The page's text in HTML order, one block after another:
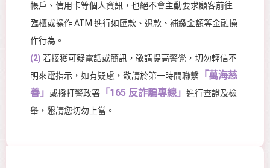
帳戶、信用卡等個人資訊，也絕不會主動要求顧客前往
臨櫃或操作 ATM 進行如匯款、退款、補繳金額等金融操
作行為。
(2) 若接獲可疑電話或簡訊，敬請提高警覺，切勿輕信不
明來電指示，如有疑慮，敬請於第一時間聯繫 「萬海慈
善」
或撥打警政署 「165 反詐騙專線」 進行查證及檢
舉，懇請您切勿上當。